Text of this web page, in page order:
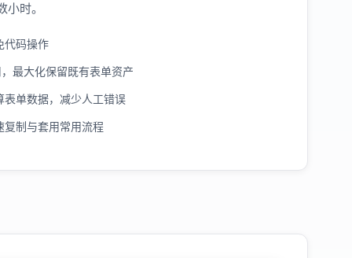
时。
代码操作
最大化保留既有表单资产
单数据，减少人工错误
复制与套用常用流程